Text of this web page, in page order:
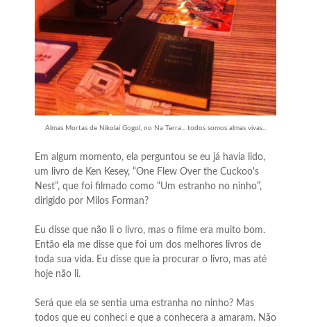
Almas Mortas de Nikolai Gogol, no Na Terra... todos somos almas vivas...
Em algum momento, ela perguntou se eu já havia lido,
um livro de Ken Kesey, “One Flew Over the Cuckoo's
Nest”, que foi filmado como “Um estranho no ninho”,
dirigido por Milos Forman?
Eu disse que não li o livro, mas o filme era muito bom.
Então ela me disse que foi um dos melhores livros de
toda sua vida. Eu disse que ia procurar o livro, mas até
hoje não li.
Será que ela se sentia uma estranha no ninho? Mas
todos que eu conheci e que a conhecera a amaram. Não